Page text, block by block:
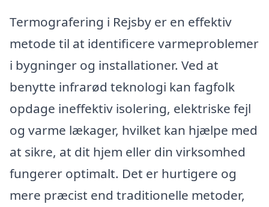
Termografering i Rejsby er en effektiv
metode til at identificere varmeproblemer
i bygninger og installationer. Ved at
benytte infrarød teknologi kan fagfolk
opdage ineffektiv isolering, elektriske fejl
og varme lækager, hvilket kan hjælpe med
at sikre, at dit hjem eller din virksomhed
fungerer optimalt. Det er hurtigere og
mere præcist end traditionelle metoder,